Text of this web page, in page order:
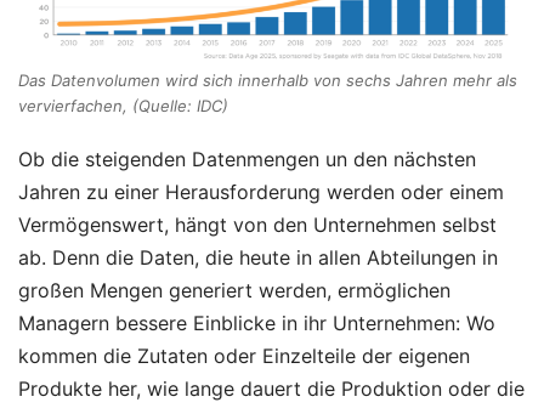
Das Datenvolumen wird sich innerhalb von sechs Jahren mehr als
vervierfachen, (Quelle: IDC)
Ob die steigenden Datenmengen un den nächsten
Jahren zu einer Herausforderung werden oder einem
Vermögenswert, hängt von den Unternehmen selbst
ab. Denn die Daten, die heute in allen Abteilungen in
großen Mengen generiert werden, ermöglichen
Managern bessere Einblicke in ihr Unternehmen: Wo
kommen die Zutaten oder Einzelteile der eigenen
Produkte her, wie lange dauert die Produktion oder die